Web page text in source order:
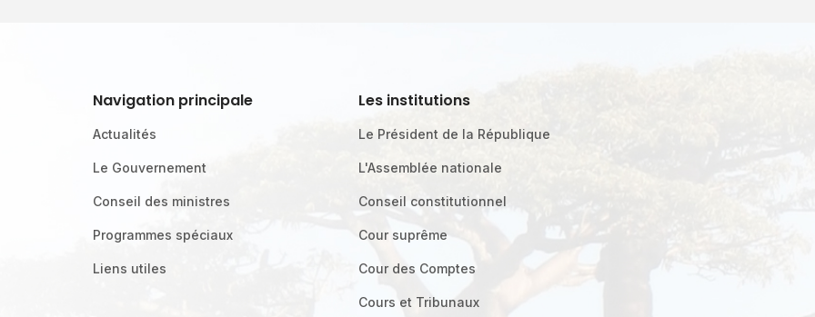
Navigation principale
Actualités
Le Gouvernement
Conseil des ministres
Programmes spéciaux
Liens utiles
Les institutions
Le Président de la République
L'Assemblée nationale
Conseil constitutionnel
Cour suprême
Cour des Comptes
Cours et Tribunaux